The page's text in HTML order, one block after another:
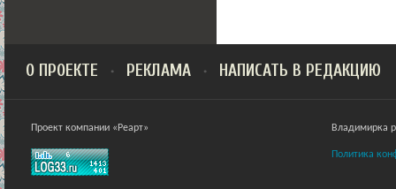
О ПРОЕКТЕ РЕКЛАМА НАПИСАТЬ В РЕДАКЦИЮ
Проект компании «Реарт» Владимирка
Политика